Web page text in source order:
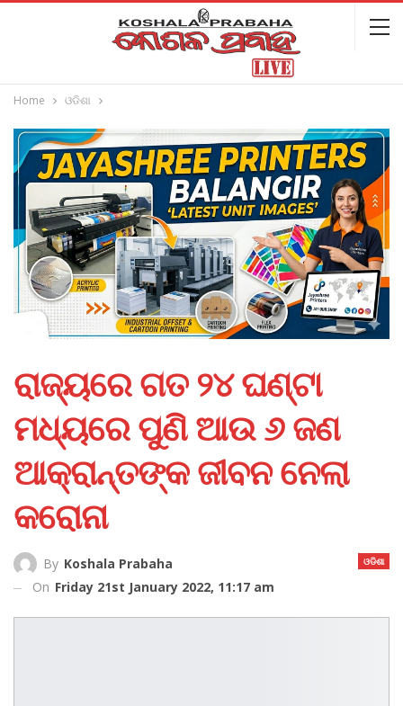
Home ଓଡିଶା
ରାଜ୍ୟରେ ଗତ ୨୪ ଘଣ୍ଟା
ମଧ୍ୟରେ ପୁଣି ଆଉ ୬ ଜଣ
ଆକ୍ରାନ୍ତଙ୍କ ଜୀବନ ନେଲା
କରୋନା
ଓଡିଶା
By Koshala Prabaha
On Friday 21st January 2022, 11:17 am